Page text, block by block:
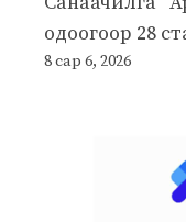
одоогоор 28
8 сар 6, 2026